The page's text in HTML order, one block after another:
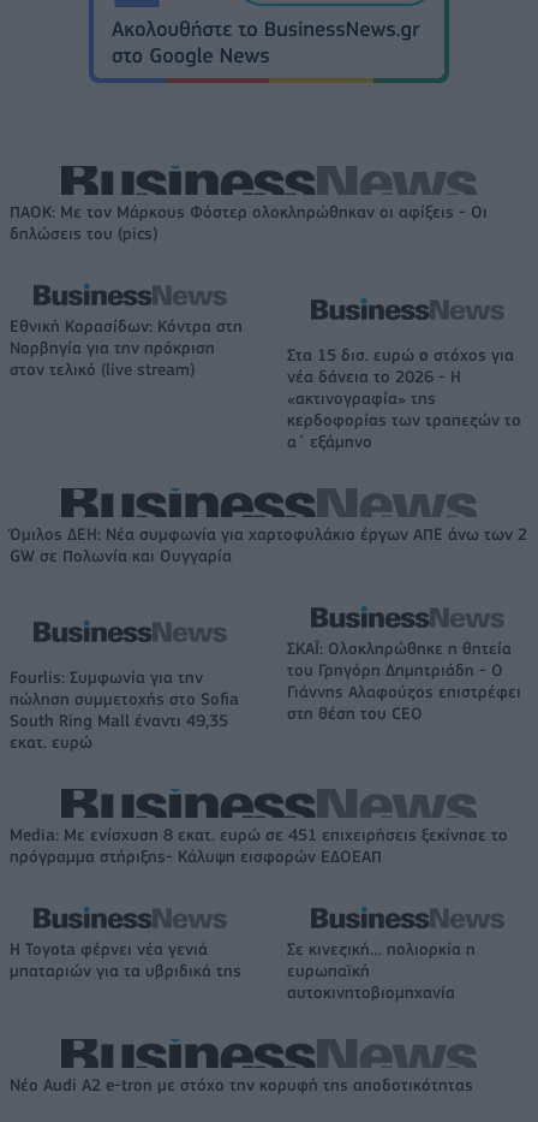
ΠΑΟΚ: Με τον Μάρκους Φόστερ ολοκληρώθηκαν οι αφίξεις - Οι
δηλώσεις του (pics)
Εθνική Κορασίδων: Κόντρα στη
Νορβηγία για την πρόκριση
στον τελικό (live stream)
Στα 15 δισ. ευρώ ο στόχος για
νέα δάνεια το 2026 - Η
«ακτινογραφία» της
κερδοφορίας των τραπεζών το
α΄ εξάμηνο
Όμιλος ΔΕΗ: Νέα συμφωνία για χαρτοφυλάκιο έργων ΑΠΕ άνω των 2
GW σε Πολωνία και Ουγγαρία
Fourlis: Συμφωνία για την
πώληση συμμετοχής στο Sofia
South Ring Mall έναντι 49,35
εκατ. ευρώ
ΣΚΑΪ: Ολοκληρώθηκε η θητεία
του Γρηγόρη Δημητριάδη - Ο
Γιάννης Αλαφούζος επιστρέφει
στη θέση του CEO
Media: Με ενίσχυση 8 εκατ. ευρώ σε 451 επιχειρήσεις ξεκίνησε το
πρόγραμμα στήριξης- Κάλυψη εισφορών ΕΔΟΕΑΠ
Η Toyota φέρνει νέα γενιά
μπαταριών για τα υβριδικά της
Σε κινεζική… πολιορκία η
ευρωπαϊκή
αυτοκινητοβιομηχανία
Νέο Audi A2 e-tron με στόχο την κορυφή της αποδοτικότητας